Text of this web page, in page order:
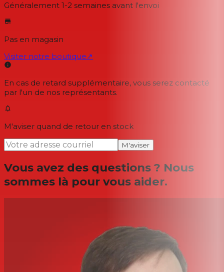
Généralement 1-2 semaines avant l'envoi
Pas en magasin
Visiter notre boutique↗
En cas de retard supplémentaire, vous serez contacté
par l'un de nos représentants.
M'aviser quand de retour en stock
M'aviser
Vous avez des questions ? Nous
sommes là pour vous aider.